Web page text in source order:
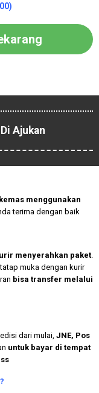
Ajukan
menggunakan
terima dengan baik
menyerahkan paket.
muka dengan kurir
bisa transfer melalui
dari mulai, JNE, Pos
untuk bayar di tempat